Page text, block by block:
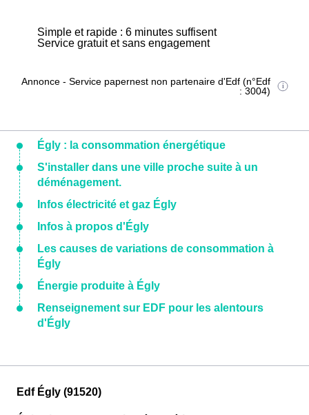
Simple et rapide : 6 minutes suffisent
Service gratuit et sans engagement
Annonce - Service papernest non partenaire d'Edf (n°Edf
: 3004)
Égly : la consommation énergétique
S'installer dans une ville proche suite à un
déménagement.
Infos électricité et gaz Égly
Infos à propos d'Égly
Les causes de variations de consommation à
Égly
Énergie produite à Égly
Renseignement sur EDF pour les alentours
d'Égly
Edf Égly (91520)